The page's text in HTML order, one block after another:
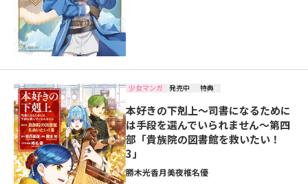
少女マンガ 発売中 特典
本好きの下剋上～司書になるために
は手段を選んでいられません～第四
部「貴族院の図書館を救いたい！
3」
勝木光香月美夜椎名優